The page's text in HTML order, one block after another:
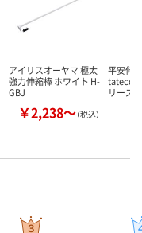
アイリスオーヤマ 極太
強力伸縮棒 ホワイト H-
GBJ
￥2,238～（税込）
平安伸
リーズ